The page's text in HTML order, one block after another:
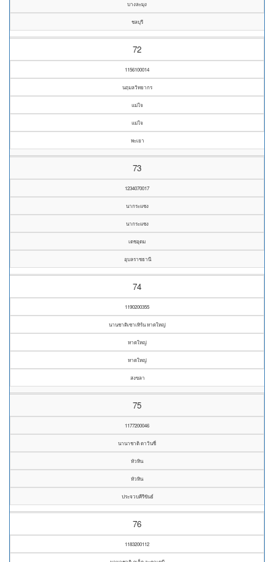
บางละมุง
ชลบุรี
72
1156100014
นฤมลวิทยากร
แม่ใจ
แม่ใจ
พะเยา
73
1234070017
นากระแซง
นากระแซง
เดชอุดม
อุบลราชธานี
74
1190200355
นานชาติเซาเทิร์น หาดใหญ่
หาดใหญ่
หาดใหญ่
สงขลา
75
1177200046
นานาชาติ ดาวินชี่
หัวหิน
หัวหิน
ประจวบคีรีขันธ์
76
1183200112